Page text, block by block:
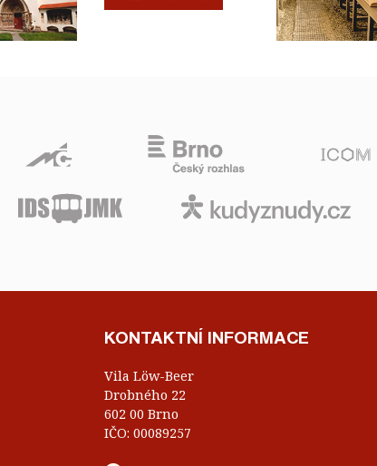
KONTAKTNÍ INFORMACE
Vila Löw-Beer
Drobného 22
602 00 Brno
IČO: 00089257